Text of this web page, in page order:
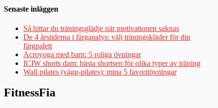
Senaste inläggen
Så hittar du träningsglädje när motivationen saknas
De 4 årstiderna i färganalys: välj träningskläder för din
färgpalett
Acroyoga med barn: 5 roliga övningar
ICIW shorts dam: bästa shortsen för olika typer av träning
Wall pilates (vägg-pilates): mina 5 favoritövningar
FitnessFia